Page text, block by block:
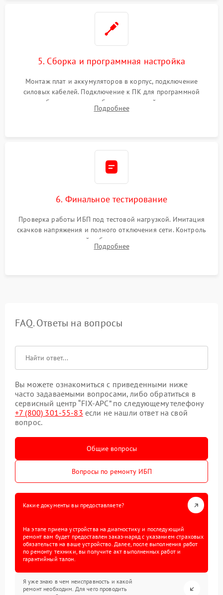
5. Сборка и программная настройка
Монтаж плат и аккумуляторов в корпус, подключение
силовых кабелей. Подключение к ПК для программной
калибровки констант батареи, настройки порогов
срабатывания AVR и сброса счетчиков старения АКБ.
Подробнее
6. Финальное тестирование
Проверка работы ИБП под тестовой нагрузкой. Имитация
скачков напряжения и полного отключения сети. Контроль
времени автономной работы, температурного режима и
корректности формы выходного сигнала.
Подробнее
FAQ. Ответы на вопросы
Вы можете ознакомиться с приведенными ниже
часто задаваемыми вопросами, либо обратиться в
сервисный центр “FIX-APC” по следующему телефону
+7 (800) 301-55-83 если не нашли ответ на свой
вопрос.
Общие вопросы
Вопросы по ремонту ИБП
Какие документы вы предоставляете?
На этапе приема устройства на диагностику и последующий
ремонт вам будет предоставлен заказ-наряд с указанием страховых
обязательств на ваше устройство. Далее, после выполнения работ
по ремонту техники, вы получите акт выполненных работ и
гарантийный талон.
Я уже знаю в чем неисправность и какой
ремонт необходим. Для чего проводить